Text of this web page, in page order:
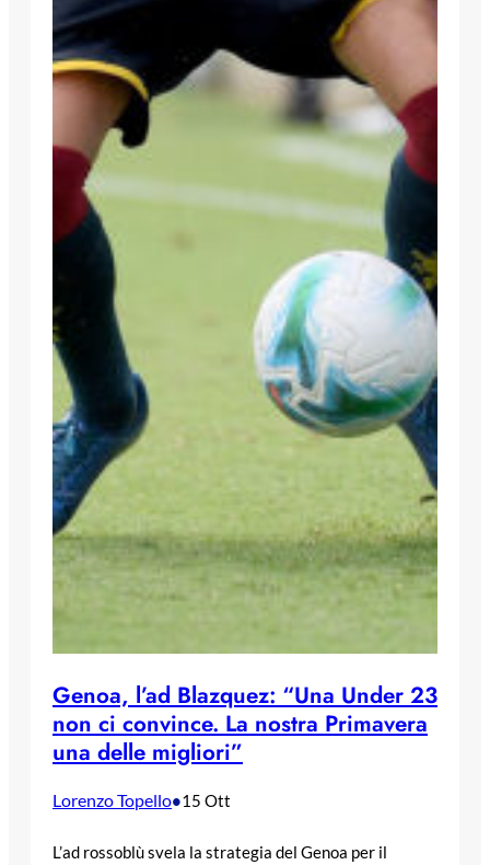
Genoa, l’ad Blazquez: “Una Under 23
non ci convince. La nostra Primavera
una delle migliori”
Lorenzo Topello•15 Ott
L’ad rossoblù svela la strategia del Genoa per il